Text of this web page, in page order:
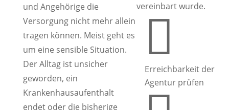
und Angehörige die
Versorgung nicht mehr allein
tragen können. Meist geht es
um eine sensible Situation.
Der Alltag ist unsicher
geworden, ein
Krankenhausaufenthalt
endet oder die bisherige
vereinbart wurde.

Erreichbarkeit der
Agentur prüfen